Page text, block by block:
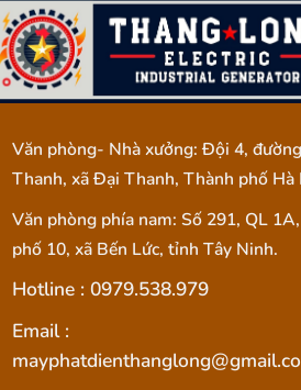
Văn phòng- Nhà xưởng: Đội 4,
Thanh, xã Đại Thanh, Thành phố Hà
Văn phòng phía nam: Số 291, QL
phố 10, xã Bến Lức, tỉnh Tây Ninh.
Hotline : 0979.538.979
Email :